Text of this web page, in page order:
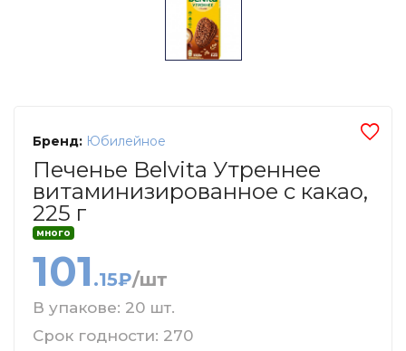
Бренд: Юбилейное
Печенье Belvita Утреннее
витаминизированное с какао,
225 г
много
101 .15₽/шт
В упакове: 20 шт.
Срок годности: 270